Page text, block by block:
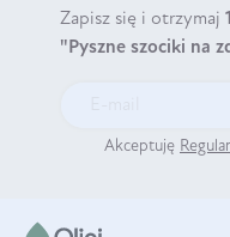
Zapisz się i otrzymaj
"Pyszne szociki na
Akceptuję